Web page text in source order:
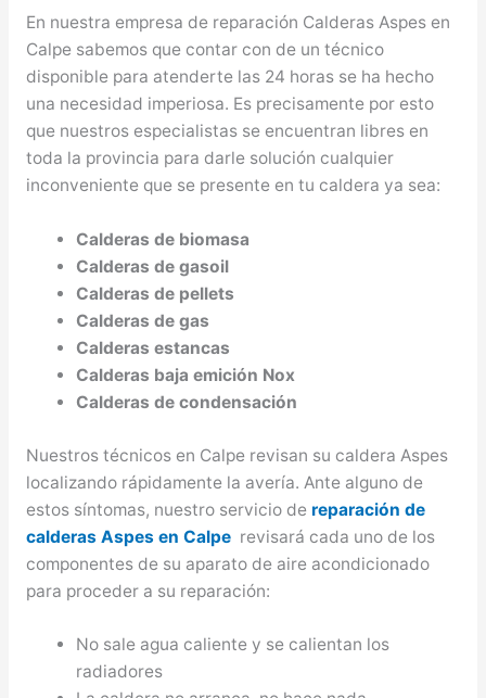
En nuestra empresa de reparación Calderas Aspes en
Calpe sabemos que contar con de un técnico
disponible para atenderte las 24 horas se ha hecho
una necesidad imperiosa. Es precisamente por esto
que nuestros especialistas se encuentran libres en
toda la provincia para darle solución cualquier
inconveniente que se presente en tu caldera ya sea:
Calderas de biomasa
Calderas de gasoil
Calderas de pellets
Calderas de gas
Calderas estancas
Calderas baja emición Nox
Calderas de condensación
Nuestros técnicos en Calpe revisan su caldera Aspes
localizando rápidamente la avería. Ante alguno de
estos síntomas, nuestro servicio de reparación de
calderas Aspes en Calpe revisará cada uno de los
componentes de su aparato de aire acondicionado
para proceder a su reparación:
No sale agua caliente y se calientan los
radiadores